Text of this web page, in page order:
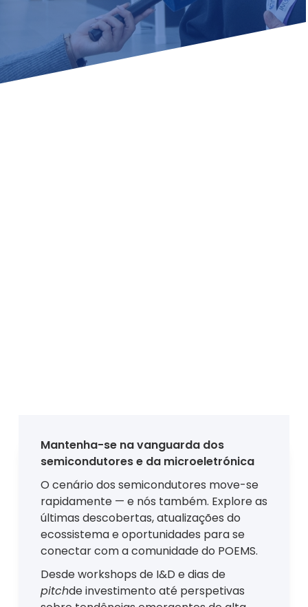
Mantenha-se na vanguarda dos
semicondutores e da microeletrónica
O cenário dos semicondutores move-se
rapidamente — e nós também. Explore as
últimas descobertas, atualizações do
ecossistema e oportunidades para se
conectar com a comunidade do POEMS.
Desde workshops de I&D e dias de
pitchde investimento até perspetivas